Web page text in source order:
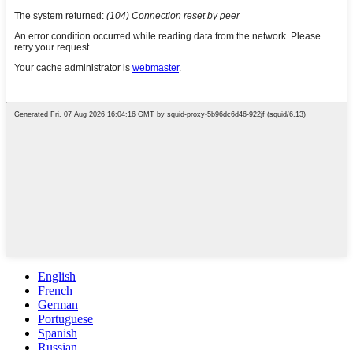
English
French
German
Portuguese
Spanish
Russian